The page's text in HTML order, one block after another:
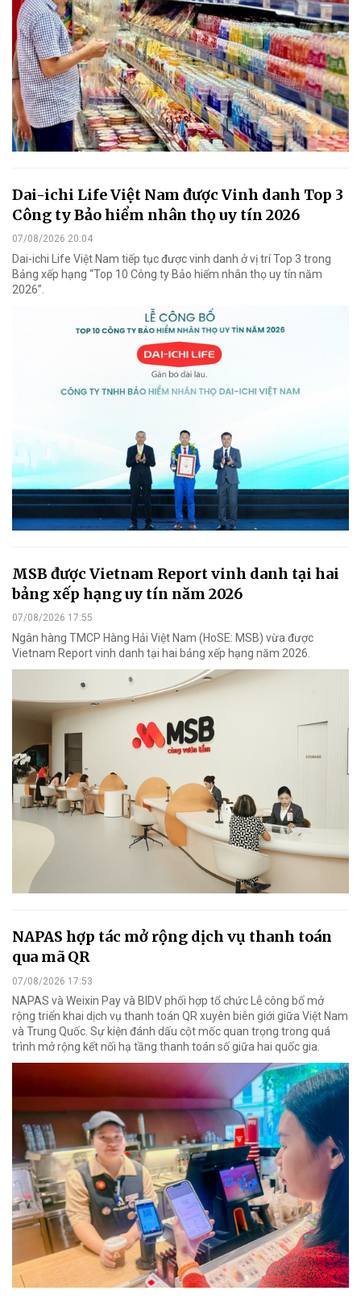
Dai-ichi Life Việt Nam được Vinh danh Top 3
Công ty Bảo hiểm nhân thọ uy tín 2026
07/08/2026 20:04
Dai-ichi Life Việt Nam tiếp tục được vinh danh ở vị trí Top 3 trong
Bảng xếp hạng “Top 10 Công ty Bảo hiểm nhân thọ uy tín năm
2026”.
MSB được Vietnam Report vinh danh tại hai
bảng xếp hạng uy tín năm 2026
07/08/2026 17:55
Ngân hàng TMCP Hàng Hải Việt Nam (HoSE: MSB) vừa được
Vietnam Report vinh danh tại hai bảng xếp hạng năm 2026.
NAPAS hợp tác mở rộng dịch vụ thanh toán
qua mã QR
07/08/2026 17:53
NAPAS và Weixin Pay và BIDV phối hợp tổ chức Lễ công bố mở
rộng triển khai dịch vụ thanh toán QR xuyên biên giới giữa Việt Nam
và Trung Quốc. Sự kiện đánh dấu cột mốc quan trọng trong quá
trình mở rộng kết nối hạ tầng thanh toán số giữa hai quốc gia.